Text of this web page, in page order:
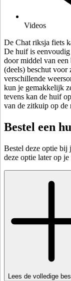
Videos
De Chat riksja fiets
De huif is
door middel van een
(deels) beschut voor
verschillende
kun je gemakkelijk
tevens kan de huif
van de zitkuip op de
Bestel een
Bestel deze optie bij
deze optie later op
Lees de volledige